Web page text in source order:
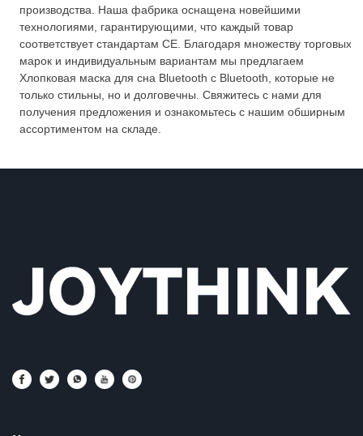
производства. Наша фабрика оснащена новейшими
технологиями, гарантирующими, что каждый товар
соответствует стандартам CE. Благодаря множеству торговых
марок и индивидуальным вариантам мы предлагаем
Хлопковая маска для сна Bluetooth с Bluetooth, которые не
только стильны, но и долговечны. Свяжитесь с нами для
получения предложения и ознакомьтесь с нашим обширным
ассортиментом на складе.